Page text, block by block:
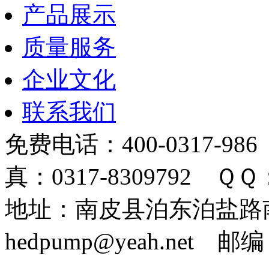
产品展示
质量服务
企业文化
联系我们
免费电话：400-0317-
真：0317-8309792 ＱＱ
地址：南皮县泊东泊盐
hedpump@yeah.net 邮编